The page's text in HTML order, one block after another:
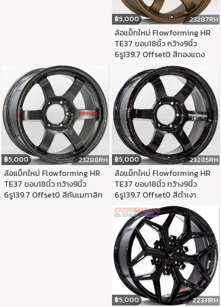
฿5,000 23287RH
ล้อแม็กใหม่ Flowforming HR
TE37 ขอบ18นิ้ว กว้าง9นิ้ว
6รู139.7 Offset0 สีทองแดง
฿5,000 23288RH
ล้อแม็กใหม่ Flowforming HR
TE37 ขอบ18นิ้ว กว้าง9นิ้ว
6รู139.7 Offset0 สีกันเมทาลิก
฿5,000 23285RH
ล้อแม็กใหม่ Flowforming HR
TE37 ขอบ18นิ้ว กว้าง9นิ้ว
6รู139.7 Offset0 สีดำเงา
฿5,000 22331RH